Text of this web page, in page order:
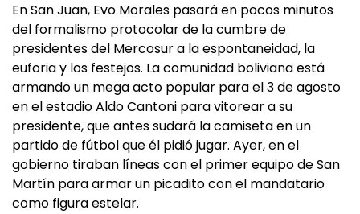
En San Juan, Evo Morales pasará en pocos minutos
del formalismo protocolar de la cumbre de
presidentes del Mercosur a la espontaneidad, la
euforia y los festejos. La comunidad boliviana está
armando un mega acto popular para el 3 de agosto
en el estadio Aldo Cantoni para vitorear a su
presidente, que antes sudará la camiseta en un
partido de fútbol que él pidió jugar. Ayer, en el
gobierno tiraban líneas con el primer equipo de San
Martín para armar un picadito con el mandatario
como figura estelar.